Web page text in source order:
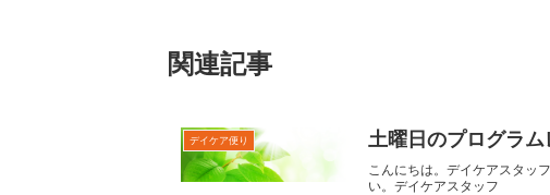
関連記事
デイケア便り 土曜日のプログラ
こんにちは。デイケアスタッ
い。デイケアスタッフ